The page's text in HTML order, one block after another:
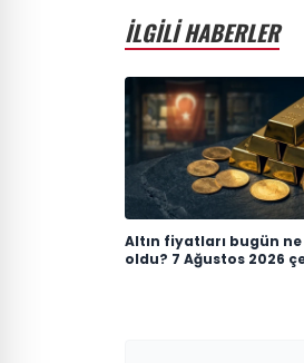
İLGİLİ HABERLER
Altın fiyatları bugün
oldu? 7 Ağustos 2026